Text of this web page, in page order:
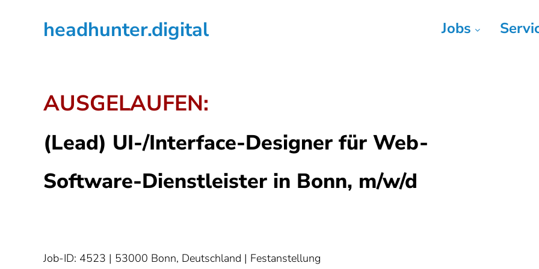
Hauptnavigation
Seitenspalteheadhunter.digital Jobs
AUSGELAUFEN:
(Lead) UI-/Interface-Designer für Web-
Software-Dienstleister in Bonn, m/w/d
Job-ID: 4523 | 53000 Bonn, Deutschland | Festanstellung